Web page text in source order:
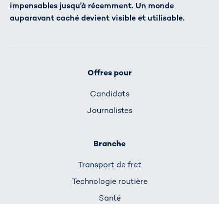
impensables jusqu'à récemment. Un monde
auparavant caché devient visible et utilisable.
Offres pour
Candidats
Journalistes
Branche
Transport de fret
Technologie routière
Santé